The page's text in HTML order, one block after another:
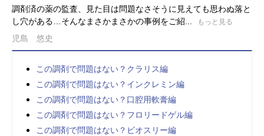
調剤済の薬の監査、見た目は問題なさそうに見えても思わぬ落と
し穴がある…そんなまさかまさかの事例をご紹...
もっと見る
児島 悠史
この調剤で問題はない？クラリス編
この調剤で問題はない？インクレミン編
この調剤で問題はない？口腔用軟膏編
この調剤で問題はない？フロリードゲル編
この調剤で問題はない？ビオスリー編